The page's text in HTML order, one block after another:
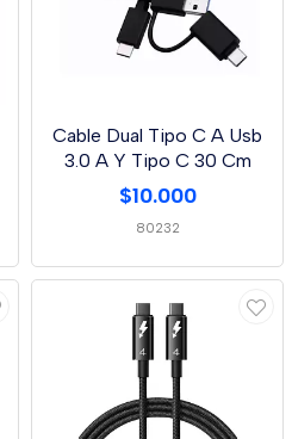
Cable Dual Tipo C A Usb
3.0 A Y Tipo C 30 Cm
$10.000
80232